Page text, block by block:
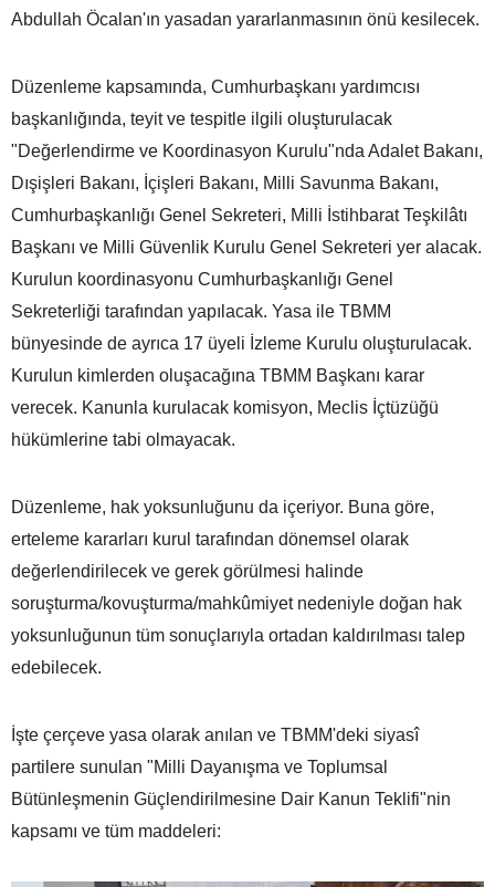
Abdullah Öcalan'ın yasadan yararlanmasının önü kesilecek.
Düzenleme kapsamında, Cumhurbaşkanı yardımcısı
başkanlığında, teyit ve tespitle ilgili oluşturulacak
"Değerlendirme ve Koordinasyon Kurulu"nda Adalet Bakanı,
Dışişleri Bakanı, İçişleri Bakanı, Milli Savunma Bakanı,
Cumhurbaşkanlığı Genel Sekreteri, Milli İstihbarat Teşkilâtı
Başkanı ve Milli Güvenlik Kurulu Genel Sekreteri yer alacak.
Kurulun koordinasyonu Cumhurbaşkanlığı Genel
Sekreterliği tarafından yapılacak. Yasa ile TBMM
bünyesinde de ayrıca 17 üyeli İzleme Kurulu oluşturulacak.
Kurulun kimlerden oluşacağına TBMM Başkanı karar
verecek. Kanunla kurulacak komisyon, Meclis İçtüzüğü
hükümlerine tabi olmayacak.
Düzenleme, hak yoksunluğunu da içeriyor. Buna göre,
erteleme kararları kurul tarafından dönemsel olarak
değerlendirilecek ve gerek görülmesi halinde
soruşturma/kovuşturma/mahkûmiyet nedeniyle doğan hak
yoksunluğunun tüm sonuçlarıyla ortadan kaldırılması talep
edebilecek.
İşte çerçeve yasa olarak anılan ve TBMM'deki siyasî
partilere sunulan "Milli Dayanışma ve Toplumsal
Bütünleşmenin Güçlendirilmesine Dair Kanun Teklifi"nin
kapsamı ve tüm maddeleri: